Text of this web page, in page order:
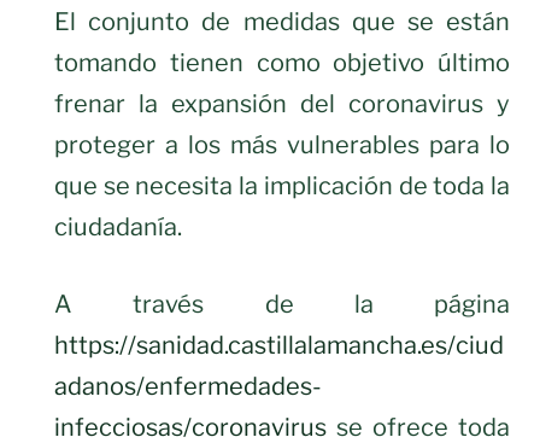
El conjunto de medidas que se están
tomando tienen como objetivo último
frenar la expansión del coronavirus y
proteger a los más vulnerables para lo
que se necesita la implicación de toda la
ciudadanía.
A través de la página
https://sanidad.castillalamancha.es/ciud
adanos/enfermedades-
infecciosas/coronavirus se ofrece toda